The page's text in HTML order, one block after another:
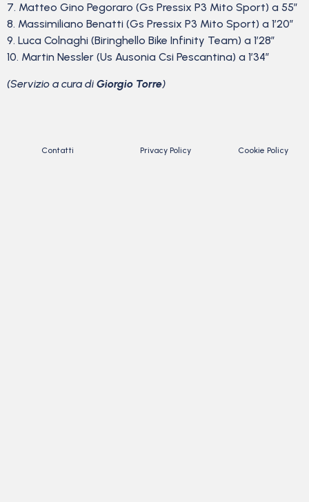
7. Matteo Gino Pegoraro (Gs Pressix P3 Mito Sport) a 55″
8. Massimiliano Benatti (Gs Pressix P3 Mito Sport) a 1’20”
9. Luca Colnaghi (Biringhello Bike Infinity Team) a 1’28”
10. Martin Nessler (Us Ausonia Csi Pescantina) a 1’34”
(Servizio a cura di Giorgio Torre)
Contatti Privacy Policy Cookie Policy